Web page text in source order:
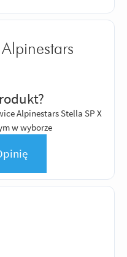
Alpinestars Stella SP X
w wyborze